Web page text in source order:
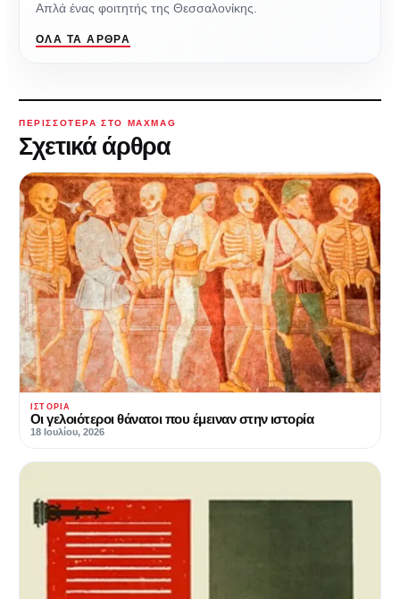
Απλά ένας φοιτητής της Θεσσαλονίκης.
ΌΛΑ ΤΑ ΆΡΘΡΑ
ΠΕΡΙΣΣΌΤΕΡΑ ΣΤΟ MAXMAG
Σχετικά άρθρα
ΙΣΤΟΡΊΑ
Οι γελοιότεροι θάνατοι που έμειναν στην ιστορία
18 Ιουλίου, 2026